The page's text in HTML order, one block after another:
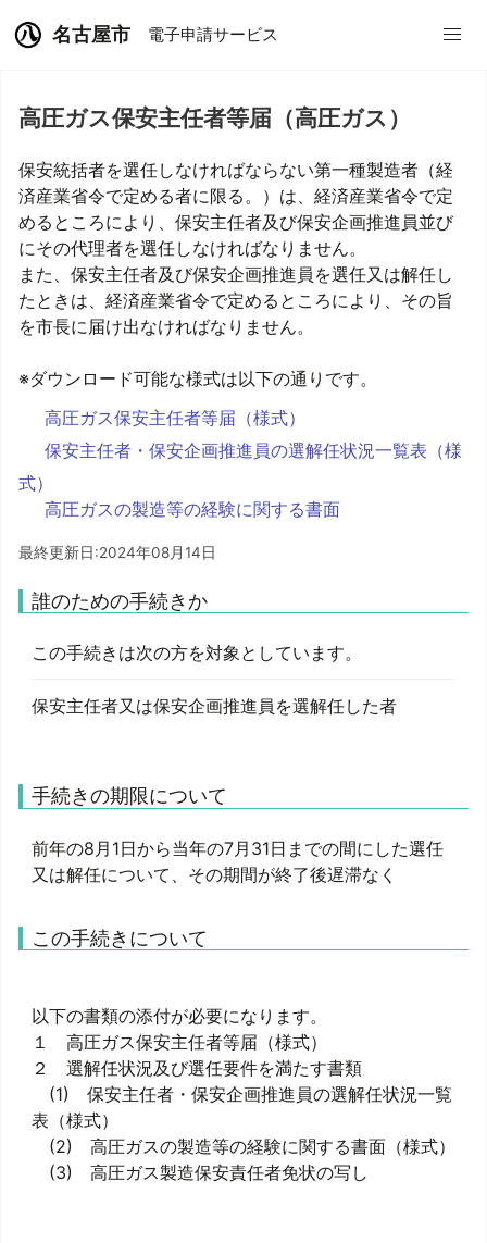
名古屋市 電子申請サービス
高圧ガス保安主任者等届（高圧ガス）
保安統括者を選任しなければならない第一種製造者（経
済産業省令で定める者に限る。）は、経済産業省令で定
めるところにより、保安主任者及び保安企画推進員並び
にその代理者を選任しなければなりません。
また、保安主任者及び保安企画推進員を選任又は解任し
たときは、経済産業省令で定めるところにより、その旨
を市長に届け出なければなりません。
※ダウンロード可能な様式は以下の通りです。
高圧ガス保安主任者等届（様式）
保安主任者・保安企画推進員の選解任状況一覧表（様
式）
高圧ガスの製造等の経験に関する書面
最終更新日:2024年08月14日
誰のための手続きか
この手続きは次の方を対象としています。
保安主任者又は保安企画推進員を選解任した者
手続きの期限について
前年の8月1日から当年の7月31日までの間にした選任
又は解任について、その期間が終了後遅滞なく
この手続きについて
以下の書類の添付が必要になります。
１ 高圧ガス保安主任者等届（様式）
２ 選解任状況及び選任要件を満たす書類
(1) 保安主任者・保安企画推進員の選解任状況一覧
表（様式）
(2) 高圧ガスの製造等の経験に関する書面（様式）
(3) 高圧ガス製造保安責任者免状の写し